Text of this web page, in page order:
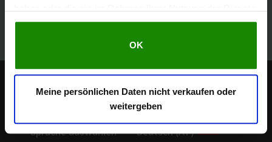
gesammelt haben.
OK
Meine persönlichen Daten nicht verkaufen oder
weitergeben
Brauchen Sie Hilfe?
0043 800 1023 2201
Mo - Fr 8:00 - 16:00 Uhr
Sprache auswählen
Deutsch (AT)